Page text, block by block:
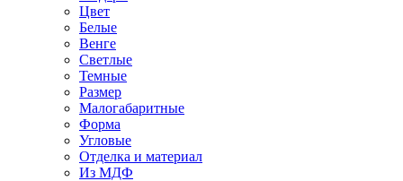
Цвет
Белые
Венге
Светлые
Темные
Размер
Малогабаритные
Форма
Угловые
Отделка и материал
Из МДФ